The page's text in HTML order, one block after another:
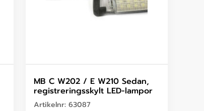
MB C W202 / E W210 Sedan,
registreringsskylt LED-lampor
Artikelnr: 63087